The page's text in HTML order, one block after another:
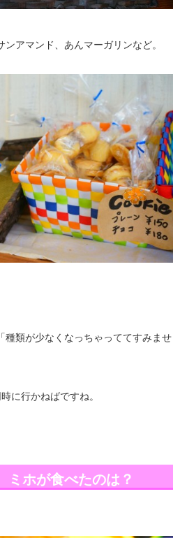
アマンド、あんマーガリンなど。
種類が少なくなっちゃっててすみませ
に行かねばですね。
ミホが食べたのは？